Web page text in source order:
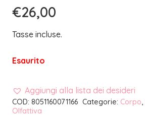
€26,00
Tasse incluse.
Esaurito
Aggiungi alla lista dei desideri
COD: 8051160071166 Categorie: Corpo
Olfattiva